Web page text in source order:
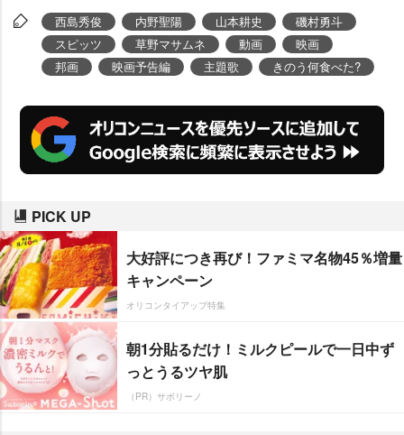
予告映像と最新ポスタービジュア
ルが解禁された。
西島秀俊 内野聖陽 山本耕史
磯村勇斗
スピッツ
草野マサムネ 動画
映画
邦画
映画予告編 主題歌 きのう何食べた?
PICK UP
大好評につき再び！ファミマ名物45％増量
キャンペーン
オリコンタイアップ特集
朝1分貼るだけ！ミルクピールで一日中ず
っとうるツヤ肌
（PR）サボリーノ